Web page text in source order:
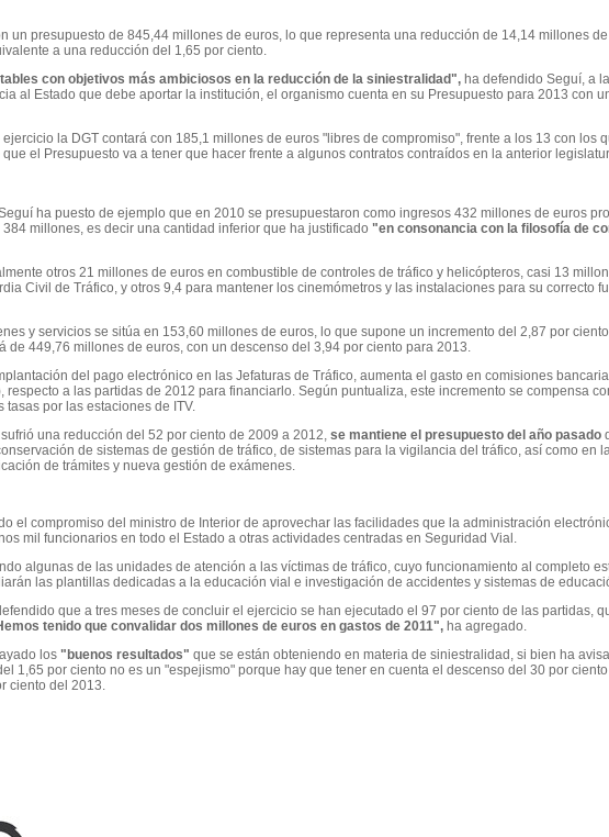
un presupuesto de 845,44 millones de euros, lo que representa una reducción de 14,14 millones
a una reducción del 1,65 por ciento.
con objetivos más ambiciosos en la reducción de la siniestralidad", ha defendido Seguí, a
al Estado que debe aportar la institución, el organismo cuenta en su Presupuesto para 2013 con
la DGT contará con 185,1 millones de euros "libres de compromiso", frente a los 13 con los
el Presupuesto va a tener que hacer frente a algunos contratos contraídos en la anterior
ha puesto de ejemplo que en 2010 se presupuestaron como ingresos 432 millones de euros
millones, es decir una cantidad inferior que ha justificado "en consonancia con la filosofía de
otros 21 millones de euros en combustible de controles de tráfico y helicópteros, casi 13
Civil de Tráfico, y otros 9,4 para mantener los cinemómetros y las instalaciones para su correcto
y servicios se sitúa en 153,60 millones de euros, lo que supone un incremento del 2,87 por
de 449,76 millones de euros, con un descenso del 3,94 por ciento para 2013.
del pago electrónico en las Jefaturas de Tráfico, aumenta el gasto en comisiones
a las partidas de 2012 para financiarlo. Según puntualiza, este incremento se compensa
por las estaciones de ITV.
una reducción del 52 por ciento de 2009 a 2012, se mantiene el presupuesto del año pasado
de sistemas de gestión de tráfico, de sistemas para la vigilancia del tráfico, así como en
de trámites y nueva gestión de exámenes.
el compromiso del ministro de Interior de aprovechar las facilidades que la administración
mil funcionarios en todo el Estado a otras actividades centradas en Seguridad Vial.
algunas de las unidades de atención a las víctimas de tráfico, cuyo funcionamiento al completo
las plantillas dedicadas a la educación vial e investigación de accidentes y sistemas de
que a tres meses de concluir el ejercicio se han ejecutado el 97 por ciento de las partidas,
tenido que convalidar dos millones de euros en gastos de 2011", ha agregado.
los "buenos resultados" que se están obteniendo en materia de siniestralidad, si bien ha
1,65 por ciento no es un "espejismo" porque hay que tener en cuenta el descenso del 30 por
ciento del 2013.